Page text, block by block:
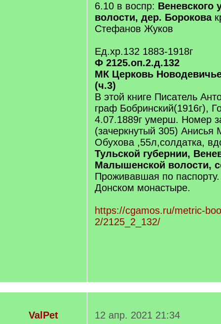
6.10 в воспр: Веневского
волости, дер. Борокова
Стефанов Жуков
Ед.хр.132 1883-1918г
Ф 2125.оп.2.д.132
МК Церковь
(ч.3)
В этой книге Писатель
граф Бобринский(1916г),
4.07.1889г умерш. Номер
(зачеркнутый 305) Анисья
Обухова ,55л,солдатка,
Тульской губернии,
Малышенской волости,
Проживавшая по
Донском монастыре.
https://cgamos.ru/metric-
2/2125_2_132/
ValPet 12 апр. 2021 21:34